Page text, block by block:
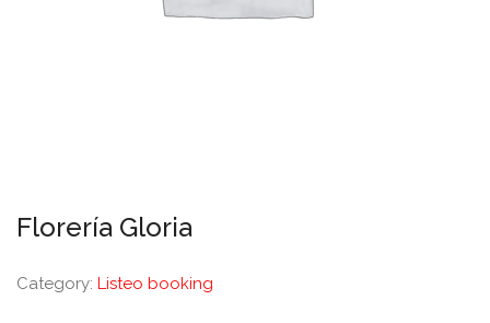
Florería Gloria
Category: Listeo booking